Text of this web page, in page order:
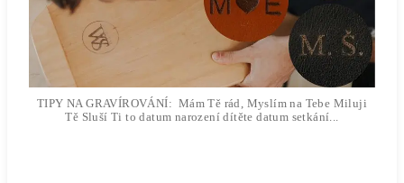
TIPY NA GRAVÍROVÁNÍ: Mám Tě rád, Myslím na Tebe Miluji
Tě Sluší Ti to datum narození dítěte datum setkání...